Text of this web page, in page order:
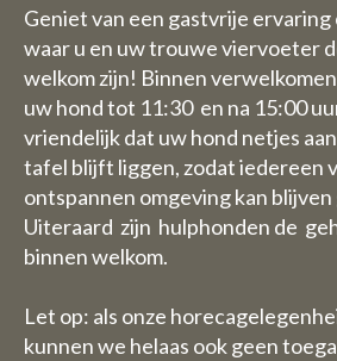
Geniet van een gastvrije ervaring
waar u en uw trouwe viervoeter
welkom zijn! Binnen
uw hond tot 11:30 en na 15:00
vriendelijk dat uw hond netjes
tafel blijft liggen, zodat iedereen
ontspannen omgeving kan
Uiteraard zijn hulphonden de
binnen welkom.
Let op: als onze
kunnen we helaas ook geen
B&B:
De week van 3
met 9 augustus
gesloten voor